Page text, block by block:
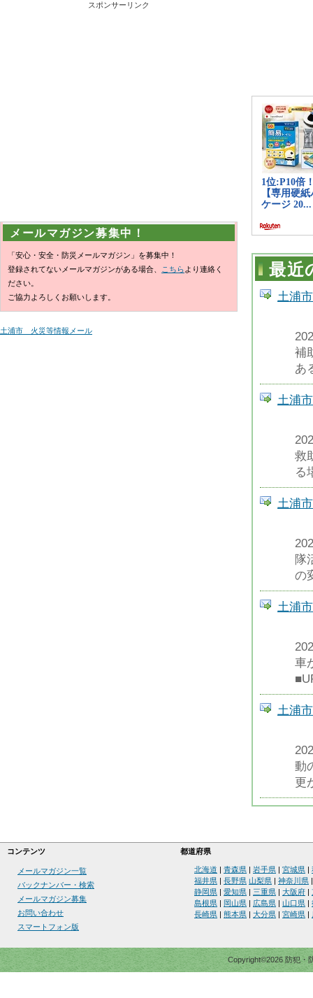
最近
土浦
補
あ
土浦
救
る
土浦
隊
の
土浦
車
土浦
動
更
スポンサーリンク
メールマガジン募集中！
「安心・安全・防災メールマガジン」を募集中！
登録されてないメールマガジンがある場合、
こちら より連絡く
ださい。
ご協力よろしくお願いします。
土浦市 火災等情報メール
コンテンツ 都道府県
メールマガジン一覧
バックナンバー・検索
メールマガジン募集
お問い合わせ
スマートフォン版
北海道 青森県 岩手県 宮城県
福井県
長野県 山梨県 神奈川県
静岡県
愛知県 三重県 大阪府
島根県
岡山県 広島県 山口県
長崎県
熊本県 大分県 宮崎県
Copyright©2026 防犯・